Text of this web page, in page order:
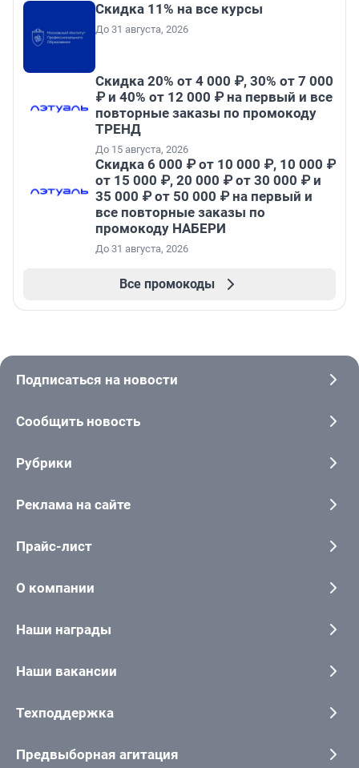
Скидка 11% на все курсы
До 31 августа, 2026
Скидка 20% от 4 000 ₽, 30% от 7 000
₽ и 40% от 12 000 ₽ на первый и все
повторные заказы по промокоду
ТРЕНД
До 15 августа, 2026
Скидка 6 000 ₽ от 10 000 ₽, 10 000 ₽
от 15 000 ₽, 20 000 ₽ от 30 000 ₽ и
35 000 ₽ от 50 000 ₽ на первый и
все повторные заказы по
промокоду НАБЕРИ
До 31 августа, 2026
Все промокоды
Подписаться на новости
Сообщить новость
Рубрики
Реклама на сайте
Прайс-лист
О компании
Наши награды
Наши вакансии
Техподдержка
Предвыборная агитация